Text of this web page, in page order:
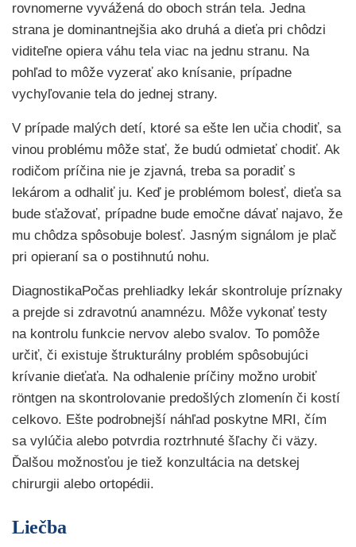
rovnomerne vyvážená do oboch strán tela. Jedna
strana je dominantnejšia ako druhá a dieťa pri chôdzi
viditeľne opiera váhu tela viac na jednu stranu. Na
pohľad to môže vyzerať ako knísanie, prípadne
vychyľovanie tela do jednej strany.
V prípade malých detí, ktoré sa ešte len učia chodiť, sa
vinou problému môže stať, že budú odmietať chodiť. Ak
rodičom príčina nie je zjavná, treba sa poradiť s
lekárom a odhaliť ju. Keď je problémom bolesť, dieťa sa
bude sťažovať, prípadne bude emočne dávať najavo, že
mu chôdza spôsobuje bolesť. Jasným signálom je plač
pri opieraní sa o postihnutú nohu.
DiagnostikaPočas prehliadky lekár skontroluje príznaky
a prejde si zdravotnú anamnézu. Môže vykonať testy
na kontrolu funkcie nervov alebo svalov. To pomôže
určiť, či existuje štrukturálny problém spôsobujúci
krívanie dieťaťa. Na odhalenie príčiny možno urobiť
röntgen na skontrolovanie predošlých zlomenín či kostí
celkovo. Ešte podrobnejší náhľad poskytne MRI, čím
sa vylúčia alebo potvrdia roztrhnuté šľachy či väzy.
Ďalšou možnosťou je tiež konzultácia na detskej
chirurgii alebo ortopédii.
Liečba